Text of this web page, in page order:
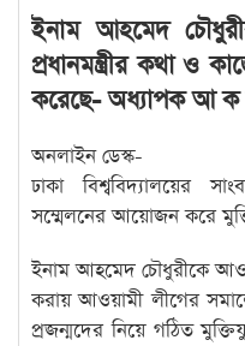
ইনাম আহমেদ
প্রধানমন্ত্রীর কথা ও
করেছে- অধ্যাপক আ ক
অনলাইন ডেস্ক-
ঢাকা বিশ্ববিদ্যালয়ের
সম্মেলনের আয়োজন করে
ইনাম আহমেদ চৌধুরীকে
করায় আওয়ামী লীগের
প্রজন্মদের নিয়ে গঠিত